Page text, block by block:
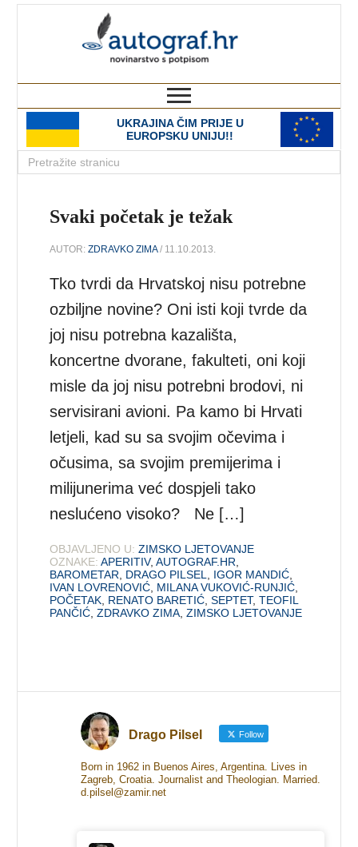
UKRAJINA ČIM PRIJE U
EUROPSKU UNIJU!!
Svaki početak je težak
AUTOR:ZDRAVKO ZIMA/ 11.10.2013.
Tko tvrdi da Hrvatskoj nisu potrebne
ozbiljne novine? Oni isti koji tvrde da
joj nisu potrebna kazališta,
koncertne dvorane, fakulteti, oni koji
misle da joj nisu potrebni brodovi, ni
servisirani avioni. Pa kamo bi Hrvati
letjeli, kad su sa svojim očevima i
očusima, sa svojim premijerima i
milijunerima već dospjeli tako
neslućeno visoko? Ne […]
OBJAVLJENO U: ZIMSKO LJETOVANJE
OZNAKE: APERITIV,AUTOGRAF.HR
BAROMETAR
DRAGO PILSEL IGOR MANDIĆ
IVAN LOVRENOVIĆ MILANA VUKOVIĆ-RUNJIĆ
POČETAK RENATO BARETIĆ ,SEPTET,TEOFIL
PANČIĆ ,ZDRAVKO ZIMA ,ZIMSKO LJETOVANJE
Drago Pilsel Follow
Born in 1962 in Buenos Aires, Argentina. Lives in
Zagreb, Croatia. Journalist and Theologian. Married.
d.pilsel@zamir.net